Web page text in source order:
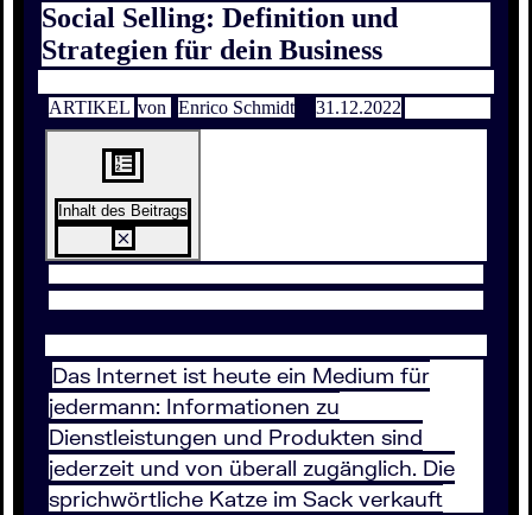
Social Selling: Definition und
Strategien für dein Business
ARTIKEL von Enrico Schmidt 31.12.2022
Inhalt des Beitrags
Das Internet ist heute ein Medium für
jedermann: Informationen zu
Dienstleistungen und Produkten sind
jederzeit und von überall zugänglich. Die
sprichwörtliche Katze im Sack verkauft